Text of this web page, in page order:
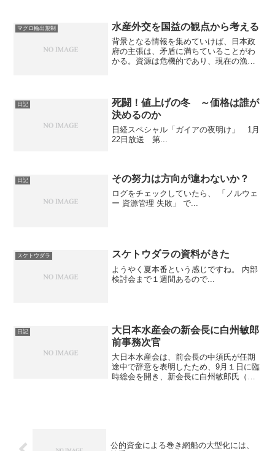
マグロ輸出規制 水産外交を国益の観点から考える
背景となる情報を集めていけば、日本政
府の主張は、矛盾に満ちていることがわ
かる。資源は危機的であり、現在の漁獲
ICCATの管理下で、不正漁...
日記
死闘！値上げの冬 ～価格は誰が
決めるのか
日経スペシャル「ガイアの夜明け」 1月
22日放送 第...
日記 その努力は方向が違わないか？
ログをチェックしていたら、 「ノルウェ
ー 資源管理 失敗」 で...
スケトウダラ スケトウダラの資料がきた
ようやく夏本番という感じですね。 内部
検討会まで１週間あるので...
日記
大日本水産会の新会長に白州敏郎
前事務次官
大日本水産会は、前会長の中須氏が任期
途中で辞意を表明したため、9月１日に臨
時総会を開き、新会長に白州敏郎氏（前
公的資金による巻き網船の大型化には、